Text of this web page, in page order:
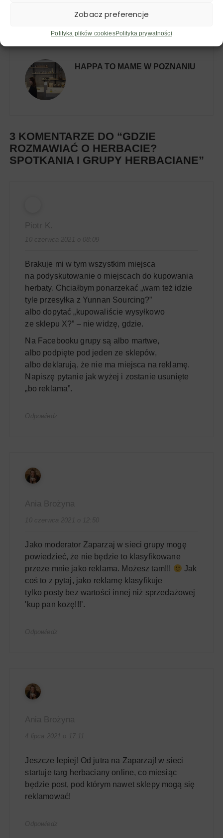
Zobacz preferencje
Polityka plików cookiesPolityka prywatności
ŚWIĘTO HERBATY 2022
W CIESZYNIE – RELACJA
HAPPA TO MAME W POZNANIU
3 KOMENTARZE DO “GDZIE
ROZMAWIAĆ O HERBACIE?
SPOTKANIA I GRUPY HERBACIANE”
Brakuje mi w tym wszystkim miejsca
na podyskutowanie o miejscach do kupowania
herbaty. Chciałbym ponarzekać „wam też idzie
tyle przesyłka z Yunnan Sourcing?”
albo dopytać „kupowaliście wysyłkowo
ze sklepu X?” – nie widzę, gdzie.
Na Facebooku grupy są albo martwe,
albo podpięte pod jeden ze sklepów,
albo deklarują, że nie ma miejsca na reklamę.
Napiszę pytanie jak wyżej i zostanie usunięte
„bo reklama”.
Jako moderator Zaparzaj w sieci grupy mogę
powiedzieć, że nie będzie to klasyfikowane
przeze mnie jako reklama. Możesz tam!!!
Jak
coś to z pytaj, jako reklamę klasyfikuje
tylko posty bez wartości innej niż sprzedażowej
'kup pan kozę!!!’.
Jeszcze lepiej! Od jutra na Zaparzaj! w sieci
startuje targ herbaciany online, co miesiąc
będzie post, pod którym nawet sklepy mogą się
reklamować!